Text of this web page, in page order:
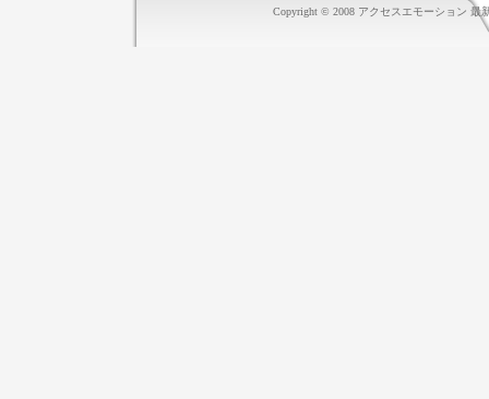
Copyright © 2008 アクセスエモーション 最